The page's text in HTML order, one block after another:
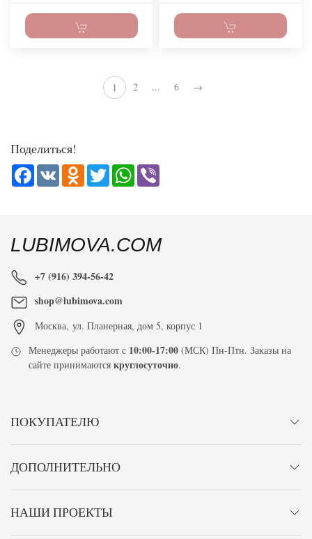
1 2 ... 6 →
Поделиться!
Facebook
VK Odnoklassniki
TwitterWhatsApp
LUBIMOVA.COM
+7 (916) 394-56-42
shop@lubimova.com
Москва, ул. Планерная, дом 5, корпус 1
Менеджеры работают с 10:00-17:00 (МСК) Пн-Птн. Заказы на
сайте принимаютсякруглосуточно.
ПОКУПАТЕЛЮ
ДОПОЛНИТЕЛЬНО
НАШИ ПРОЕКТЫ